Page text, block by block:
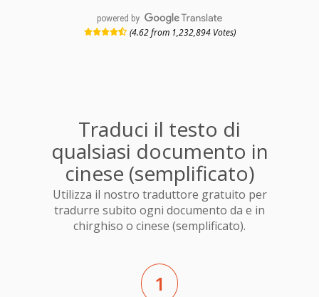
powered by
(4.62 from 1,232,894 Votes)
Traduci il testo di
qualsiasi documento in
cinese (semplificato)
Utilizza il nostro traduttore gratuito per
tradurre subito ogni documento da e in
chirghiso o cinese (semplificato).
1